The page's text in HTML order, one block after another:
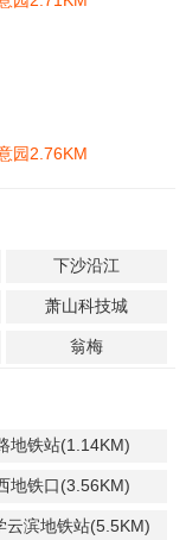
园2.76KM
下沙沿江
萧山科技城
翁梅
地铁站(1.14KM)
地铁口(3.56KM)
云滨地铁站(5.5KM)